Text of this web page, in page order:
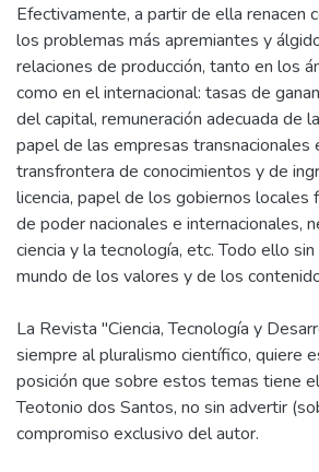
Efectivamente, a partir de ella renacen
los problemas más apremiantes y
relaciones de producción, tanto en los
como en el internacional: tasas de
del capital, remuneración adecuada de
papel de las empresas transnacionales
transfrontera de conocimientos y de
licencia, papel de los gobiernos locales
de poder nacionales e internacionales,
ciencia y la tecnología, etc. Todo ello
mundo de los valores y de los
La Revista "Ciencia, Tecnología y
siempre al pluralismo científico, quiere
posición que sobre estos temas tiene
Teotonio dos Santos, no sin advertir
compromiso exclusivo del autor.